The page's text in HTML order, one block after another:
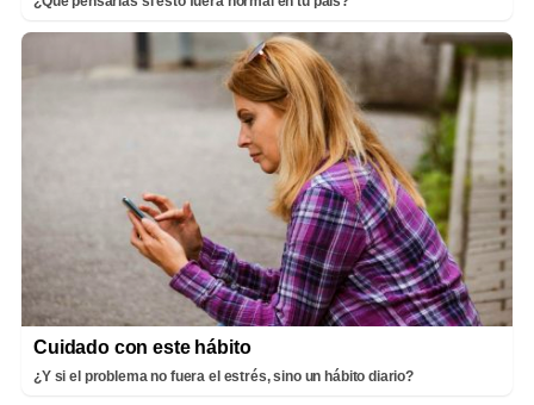
Cuidado con este hábito
¿Y si el problema no fuera el estrés, sino un hábito diario?